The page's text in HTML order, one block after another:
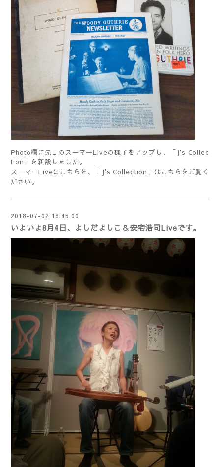
Photo欄に先日のスーマーLiveの様子をアップし、「J's Collec
tion」を新設しました。
スーマーLiveは こちら を、「J's Collection」は こちら をご覧く
ださい。
2018-07-02 16:45:00
いよいよ8月4日、よしだよしこ＆安宅浩司Liveです。